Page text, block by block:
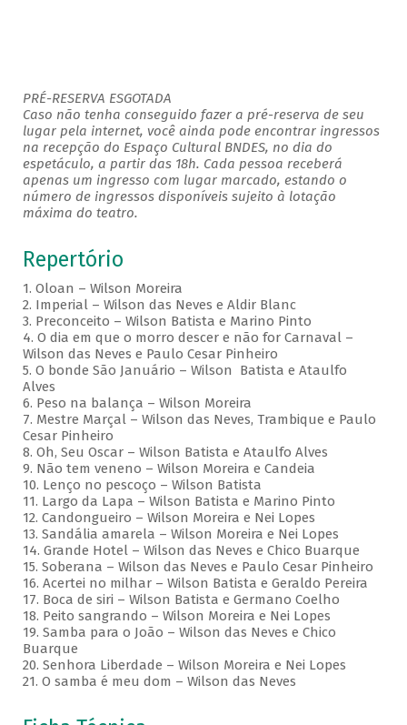
PRÉ-RESERVA ESGOTADA
Caso não tenha conseguido fazer a pré-reserva de seu
lugar pela internet, você ainda pode encontrar ingressos
na recepção do Espaço Cultural BNDES, no dia do
espetáculo, a partir das 18h. Cada pessoa receberá
apenas um ingresso com lugar marcado, estando o
número de ingressos disponíveis sujeito à lotação
máxima do teatro.
Repertório
1. Oloan – Wilson Moreira
2. Imperial – Wilson das Neves e Aldir Blanc
3. Preconceito – Wilson Batista e Marino Pinto
4. O dia em que o morro descer e não for Carnaval –
Wilson das Neves e Paulo Cesar Pinheiro
5. O bonde São Januário – Wilson Batista e Ataulfo
Alves
6. Peso na balança – Wilson Moreira
7. Mestre Marçal – Wilson das Neves, Trambique e Paulo
Cesar Pinheiro
8. Oh, Seu Oscar – Wilson Batista e Ataulfo Alves
9. Não tem veneno – Wilson Moreira e Candeia
10. Lenço no pescoço – Wilson Batista
11. Largo da Lapa – Wilson Batista e Marino Pinto
12. Candongueiro – Wilson Moreira e Nei Lopes
13. Sandália amarela – Wilson Moreira e Nei Lopes
14. Grande Hotel – Wilson das Neves e Chico Buarque
15. Soberana – Wilson das Neves e Paulo Cesar Pinheiro
16. Acertei no milhar – Wilson Batista e Geraldo Pereira
17. Boca de siri – Wilson Batista e Germano Coelho
18. Peito sangrando – Wilson Moreira e Nei Lopes
19. Samba para o João – Wilson das Neves e Chico
Buarque
20. Senhora Liberdade – Wilson Moreira e Nei Lopes
21. O samba é meu dom – Wilson das Neves